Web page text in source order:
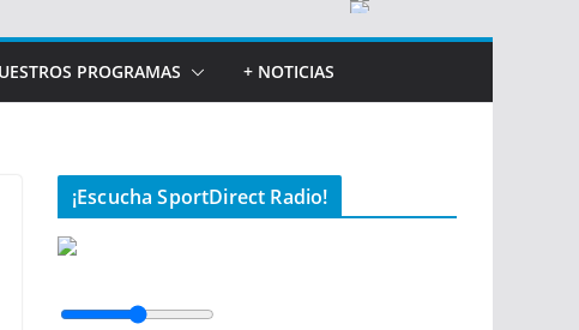
PROGRAMAS + NOTICIAS
¡Escucha SportDirect Radio!